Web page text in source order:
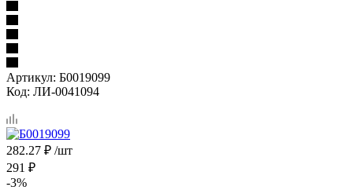
Артикул: Б0019099
Код: ЛИ-0041094
282.27 ₽ /шт
291 ₽
-3%